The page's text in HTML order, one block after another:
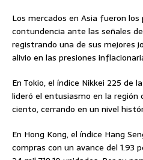
Los mercados en Asia fueron
contundencia ante las señales
registrando una de sus mejores
alivio en las presiones
En Tokio, el índice Nikkei 225 de
lideró el entusiasmo en la región
ciento, cerrando en un nivel
En Hong Kong, el índice Hang
compras con un avance del 1.93